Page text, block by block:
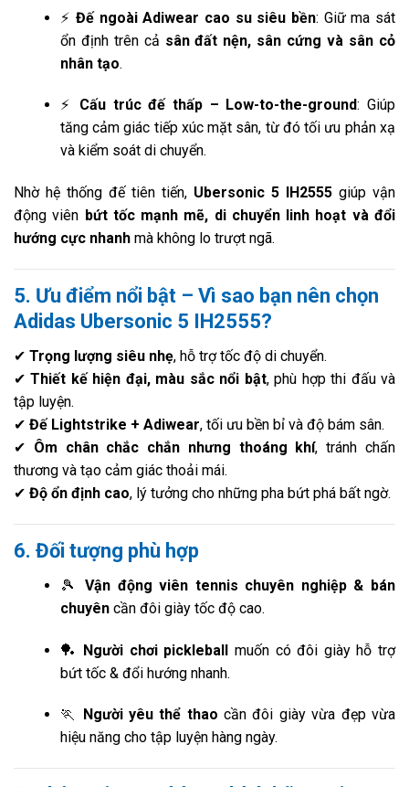
⚡Đế ngoài Adiwear cao su siêu bền: Giữ ma sát
ổn định trên cả sân đất nện, sân cứng và sân cỏ
nhân tạo.
⚡ Cấu trúc đế thấp – Low-to-the-ground: Giúp
tăng cảm giác tiếp xúc mặt sân, từ đó tối ưu phản xạ
và kiểm soát di chuyển.
Nhờ hệ thống đế tiên tiến, Ubersonic 5 IH2555 giúp vận
động viên bứt tốc mạnh mẽ, di chuyển linh hoạt và đổi
hướng cực nhanh mà không lo trượt ngã.
5. Ưu điểm nổi bật – Vì sao bạn nên chọn
Adidas Ubersonic 5 IH2555?
✔ Trọng lượng siêu nhẹ, hỗ trợ tốc độ di chuyển.
✔Thiết kế hiện đại, màu sắc nổi bật, phù hợp thi đấu và
tập luyện.
✔ Đế Lightstrike + Adiwear, tối ưu bền bỉ và độ bám sân.
✔ Ôm chân chắc chắn nhưng thoáng khí, tránh chấn
thương và tạo cảm giác thoải mái.
✔ Độ ổn định cao, lý tưởng cho những pha bứt phá bất ngờ.
6. Đối tượng phù hợp
🎾 Vận động viên tennis chuyên nghiệp & bán
chuyêncần đôi giày tốc độ cao.
🏓 Người chơi pickleball muốn có đôi giày hỗ trợ
bứt tốc & đổi hướng nhanh.
🏃 Người yêu thể thao cần đôi giày vừa đẹp vừa
hiệu năng cho tập luyện hàng ngày.